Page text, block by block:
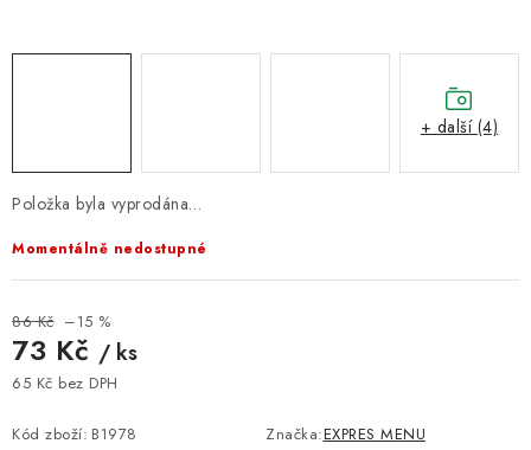
Položka byla vyprodána…
Momentálně nedostupné
86 Kč –15 %
73 Kč / ks
65 Kč bez DPH
Kód zboží: B1978 Značka:EXPRES MENU
+ další (4)